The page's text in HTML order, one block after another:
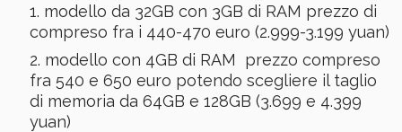
modello da 32GB con 3GB di RAM prezzo di
compreso fra i 440-470 euro (2.999-3.199 yuan)
modello con 4GB di RAM prezzo compreso
fra 540 e 650 euro potendo scegliere il taglio
di memoria da 64GB e 128GB (3.699 e 4.399
yuan)